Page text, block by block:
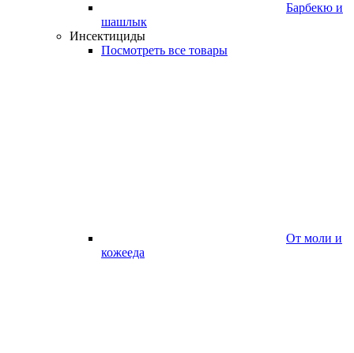
Барбекю и
шашлык
Инсектициды
Посмотреть все товары
От моли и
кожееда